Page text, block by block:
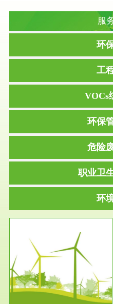
服
环
工
VOCs
环保
危险
职业卫
环
服务范围
环保竣工验收
根据《建设项目环境保护管理条